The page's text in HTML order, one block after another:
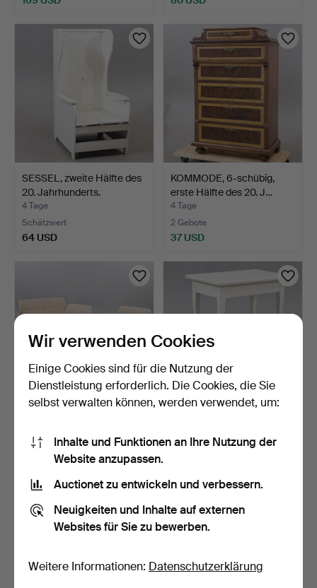
SESSEL, zweite Hälfte des
20. Jahrhunderts.
4 Tage
Schätzwert
64 USD
KOMMODE, 6-schübig,
erste Hälfte des 20. J…
4 Tage
2 Gebote
37 USD
4 Tage
20 Gebote
4 Tage
Wir verwenden Cookies
Einige Cookies sind für die Nutzung der
Dienstleistung erforderlich. Die Cookies, die Sie
selbst verwalten können, werden verwendet, um:
Inhalte und Funktionen an Ihre Nutzung der
Website anzupassen.
Auctionet zu entwickeln und verbessern.
Neuigkeiten und Inhalte auf externen
Websites für Sie zu bewerben.
Weitere Informationen: Datenschutzerklärung